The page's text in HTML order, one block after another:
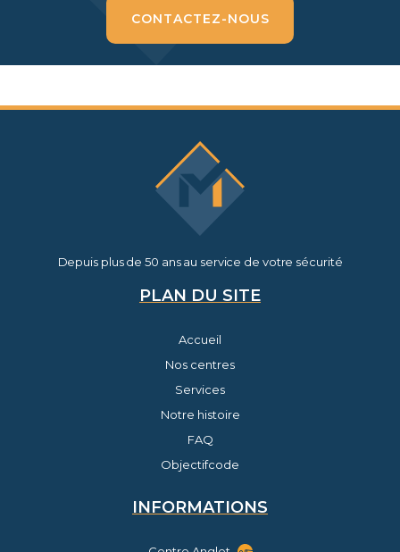
CONTACTEZ-NOUS
Depuis plus de 50 ans au service de votre sécurité
PLAN DU SITE
Accueil
Nos centres
Services
Notre histoire
FAQ
Objectifcode
INFORMATIONS